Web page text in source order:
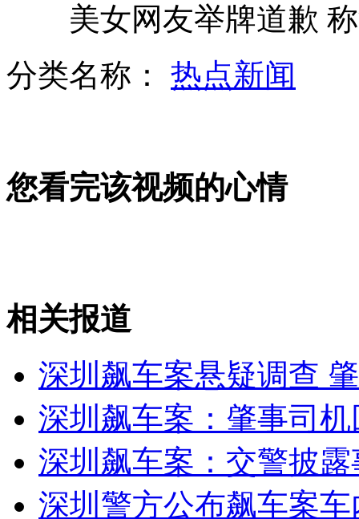
香港两岁男童患禽流感暂未传染
冰心之孙称泼漆是想为母亲争口气
山西运城恶犬咬伤多人 警民合力深夜将其击毙
女孩北京地铁殴打老人 痛下狠手拳打脚踢
美女网友举牌道歉 称
分类名称： 热点新闻
您看完该视频的心情
相关报道
深圳飙车案悬疑调查
深圳飙车案：肇事司
深圳飙车案：交警披
深圳警方公布飙车案